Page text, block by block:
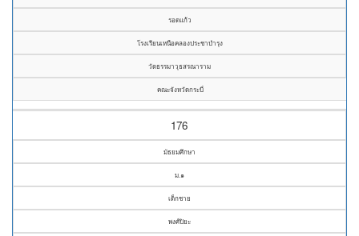
รอดแก้ว
โรงเรียนเหนือคลองประชาบำรุง
วัดธรรมาวุธสรณาราม
คณะจังหวัดกระบี่
176
มัธยมศึกษา
ม.๑
เด็กชาย
พงศ์ปิยะ